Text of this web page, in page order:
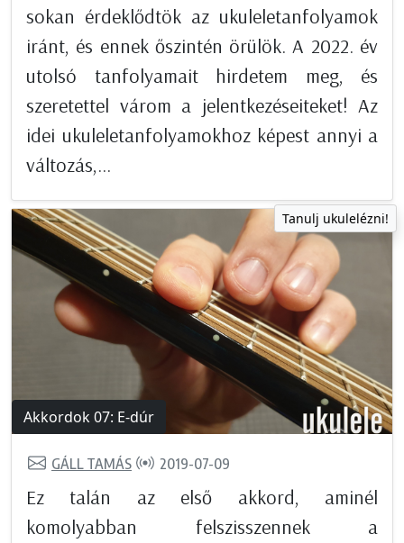
sokan érdeklődtök az ukuleletanfolyamok
iránt, és ennek őszintén örülök. A 2022. év
utolsó tanfolyamait hirdetem meg, és
szeretettel várom a jelentkezéseiteket! Az
idei ukuleletanfolyamokhoz képest annyi a
változás,...
Tanulj ukulelézni!
Akkordok 07: E-dúr
GÁLL TAMÁS 2019-07-09
Ez talán az első akkord, aminél
komolyabban felszisszennek a